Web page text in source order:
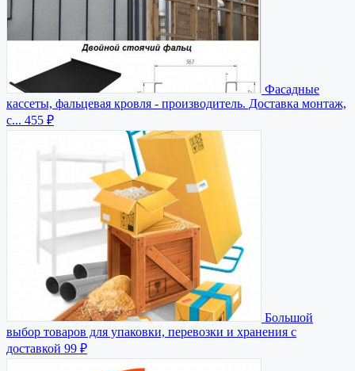
Фасадные
кассеты, фальцевая кровля - производитель. Доставка монтаж,
с... 455 ₽
Большой
выбор товаров для упаковки, перевозки и хранения с
доставкой 99 ₽